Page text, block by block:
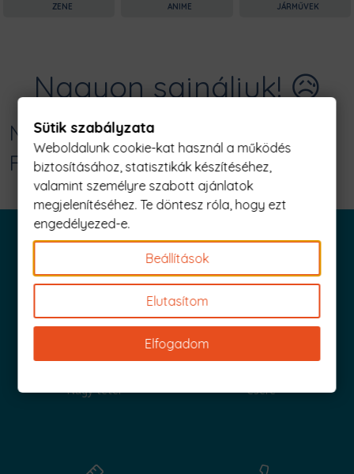
ZENE ANIME JÁRMŰVEK
Nagyon sajnáljuk! 😥
Nincs találat erre: "eladó szupererő
Férfi Póló"
Iratkozz fel és küldjük is az 1000 Ft értékű kuponod!
Nagy tétel Csere
Sütik szabályzata
Weboldalunk cookie-kat használ a működés
biztosításához, statisztikák készítéséhez,
valamint személyre szabott ajánlatok
megjelenítéséhez. Te döntesz róla, hogy ezt
engedélyezed-e.
Beállítások
Elutasítom
Elfogadom